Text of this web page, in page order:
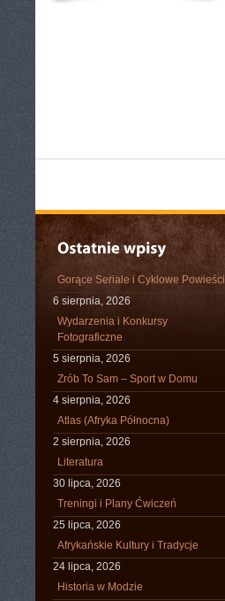
Gorące Seriale i Cyklowe Powieści
6 sierpnia, 2026
Wydarzenia i Konkursy
Fotograficzne
5 sierpnia, 2026
Zrób To Sam – Sport w Domu
4 sierpnia, 2026
Atlas (Afryka Północna)
2 sierpnia, 2026
Literatura
30 lipca, 2026
Treningi i Plany Ćwiczeń
25 lipca, 2026
Afrykańskie Kultury i Tradycje
24 lipca, 2026
Historia w Modzie